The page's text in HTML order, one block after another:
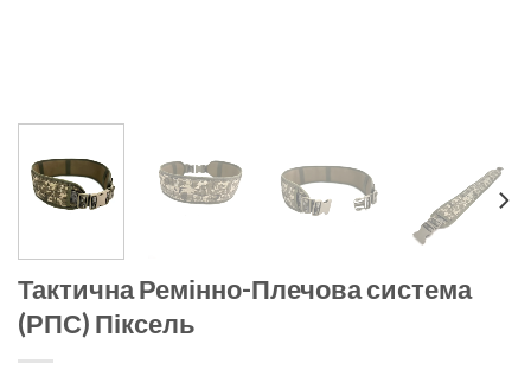
Тактична Ремінно-Плечова система
(РПС) Піксель